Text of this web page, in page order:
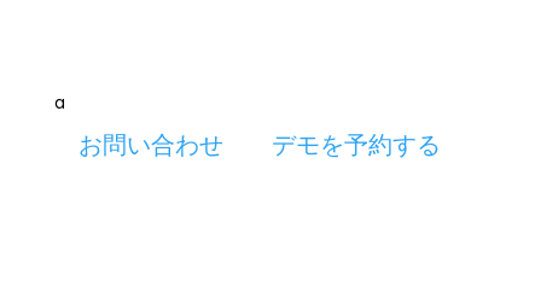
a
お問い合わせ デモを予約する